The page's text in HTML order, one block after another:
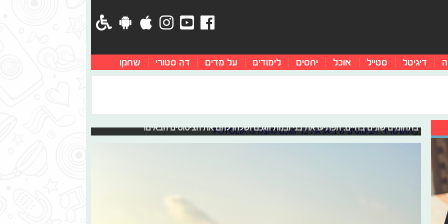
דיגיטל סטייל אוכל יחסים לימודים על מדים דה סטורי שחקו
בתחומים שונים בחיים. הפתיעו את בני ובנות זוגכם ושלחו להם את הציטוטים הבאים!